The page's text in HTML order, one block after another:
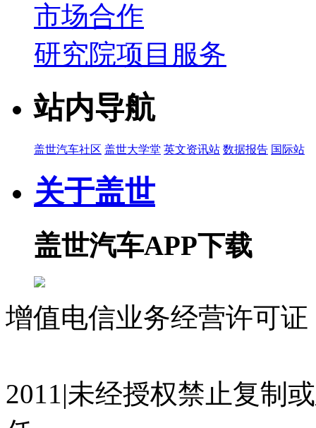
市场合作
研究院项目服务
站内导航
盖世汽车社区 盖世大学堂 英文资讯站 数据报告 国际站
关于盖世
盖世汽车APP下载
增值电信业务经营许可
2011|未经授权禁止复制